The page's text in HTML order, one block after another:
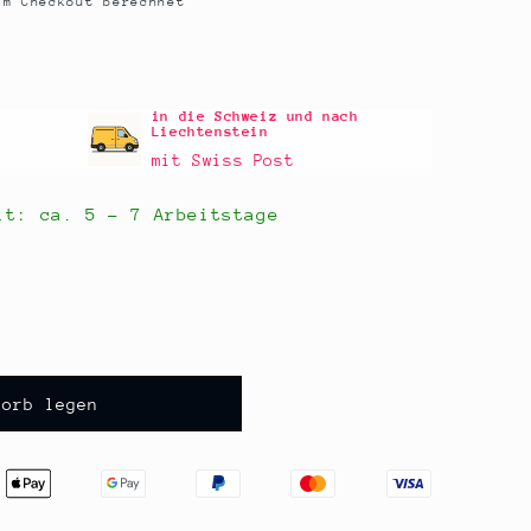
in die Schweiz und nach
Liechtenstein
mit Swiss Post
ca. 5 - 7 Arbeitstage
legen